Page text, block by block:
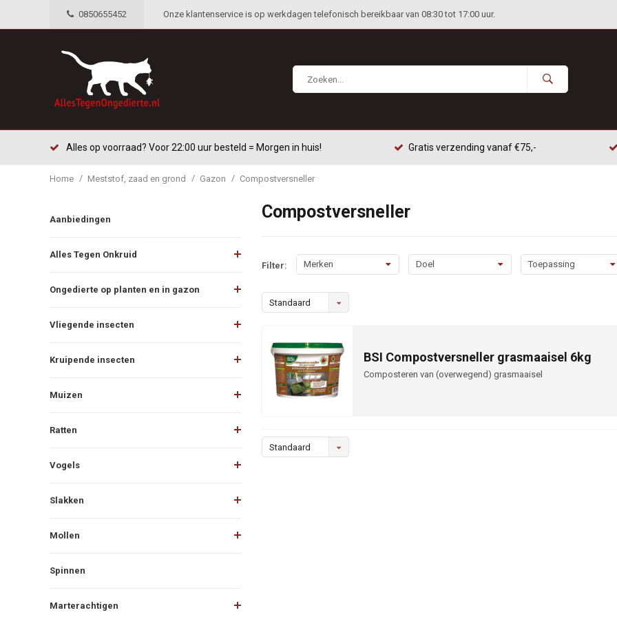
0850655452 Onze klantenservice is op werkdagen telefonisch bereikbaar van 08:30 tot 17:00 uur.
Alles op voorraad? Voor 22:00 uur besteld = Morgen in huis! Gratis verzending vanaf €75,-
Home / Meststof, zaad en grond / Gazon / Compostversneller
Aanbiedingen
Alles Tegen Onkruid
Ongedierte op planten en in gazon
Vliegende insecten
Kruipende insecten
Muizen
Ratten
Vogels
Slakken
Mollen
Spinnen
Marterachtigen
Compostversneller
Filter: Merken Doel Toepassing
Standaard
BSI Compostversneller grasmaaisel 6kg
Composteren van (overwegend) grasmaaisel
Standaard